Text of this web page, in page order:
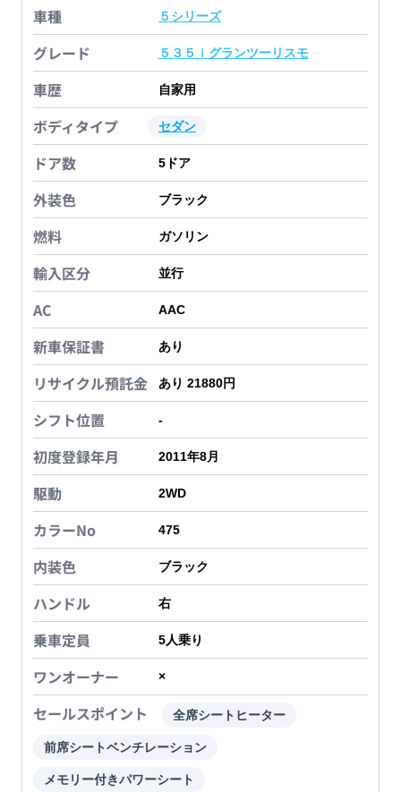
車種 ５シリーズ
グレード ５３５ｉグランツーリスモ
車歴 自家用
ボディタイプ セダン
ドア数 5 ドア
外装色 ブラック
燃料 ガソリン
輸入区分 並行
AC AAC
新車保証書 あり
リサイクル預託金 あり 21880円
シフト位置 -
初度登録年月 2011年8月
駆動 2WD
カラーNo 475
内装色 ブラック
ハンドル 右
乗車定員 5人乗り
ワンオーナー ×
セールスポイント 全席シートヒーター
前席シートベンチレーション
メモリー付きパワーシート